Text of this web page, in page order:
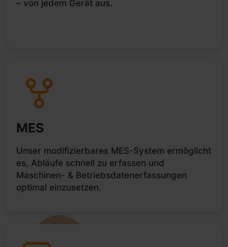
– von jedem Gerät aus.
MES
Unser modifizierbares MES-System ermöglicht
es, Abläufe schnell zu erfassen und
Maschinen- & Betriebsdatenerfassungen
optimal einzusetzen.